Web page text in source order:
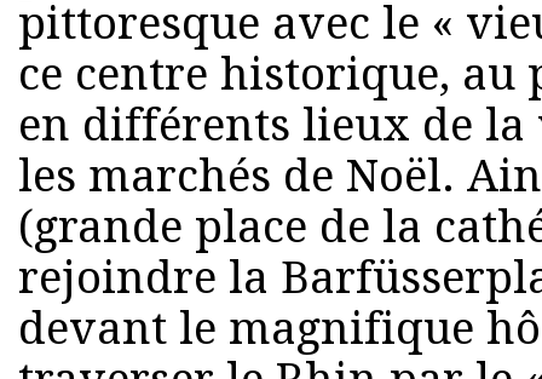
pittoresque avec le «
ce centre historique, au
en différents lieux de
les marchés de Noël.
(grande place de la
rejoindre la
devant le magnifique